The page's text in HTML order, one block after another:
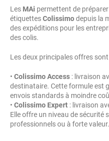
Les MAi permettent de
étiquettesColissimodepuis la
des expéditions pour les
des colis.
Les deux principales offres sont
• Colissimo Access : livraison
destinataire. Cette formule est
envois standards à moindre
• Colissimo Expert : livraison
Elle offre un niveau de sécurité
professionnels ou à forte valeur.